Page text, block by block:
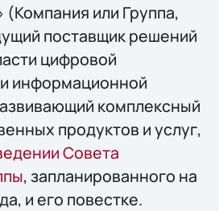
или Группа,
поставщик решений
цифровой
информационной
комплексный
продуктов и услуг,
Совета
, запланированного на
и его повестке.